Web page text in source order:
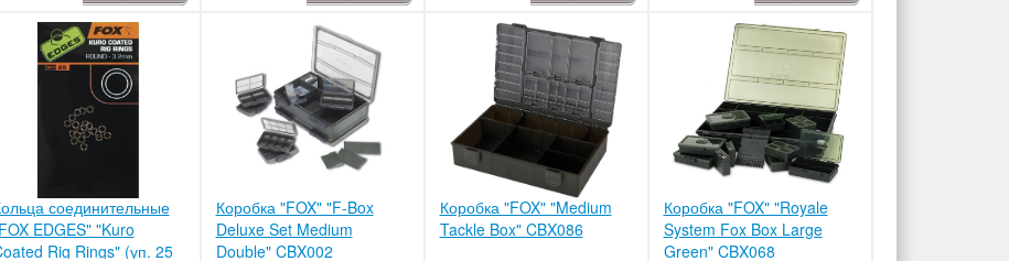
соединительные
EDGES" "Kuro
Rig Rings" (уп. 25
Коробка "FOX" "F-Box
Deluxe Set Medium
Double" CBX002
Коробка "FOX" "Medium
Tackle Box" CBX086
Коробка "FOX" "Royale
System Fox Box Large
Green" CBX068